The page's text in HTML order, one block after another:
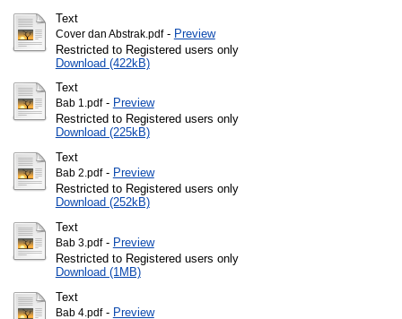
Text
Cover dan Abstrak.pdf- Preview
Restricted to Registered users only
Download (422kB)
Text
Bab 1.pdf- Preview
Restricted to Registered users only
Download (225kB)
Text
Bab 2.pdf- Preview
Restricted to Registered users only
Download (252kB)
Text
Bab 3.pdf- Preview
Restricted to Registered users only
Download (1MB)
Text
Bab 4.pdf- Preview